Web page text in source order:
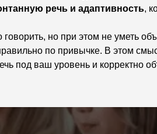
речь и адаптивность,
но при этом не уметь
по привычке. В этом
под ваш уровень и корректно